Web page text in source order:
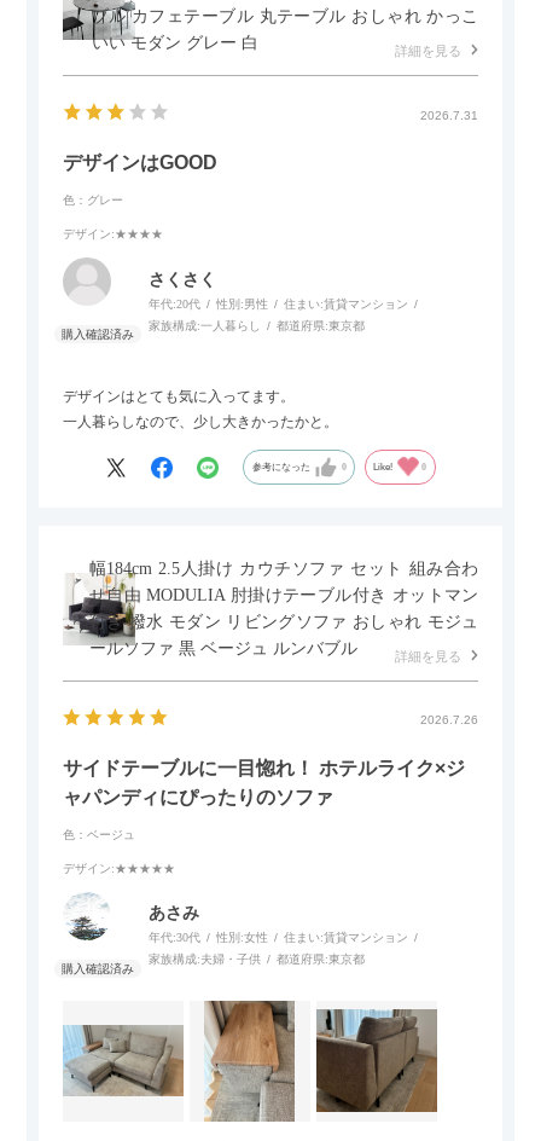
ブル カフェテーブル 丸テーブル おしゃれ かっこ
いい モダン グレー 白
詳細を見る
2026.7.31
デザインはGOOD
色：グレー
デザイン:★★★★
さくさく
年代:20代 性別:男性 住まい:賃貸マンション
家族構成:一人暮らし 都道府県:東京都
デザインはとても気に入ってます。
一人暮らしなので、少し大きかったかと。
参考になった 0 Like! 0
幅184cm 2.5人掛け カウチソファ セット 組み合わ
せ自由 MODULIA 肘掛けテーブル付き オットマン
付き 撥水 モダン リビングソファ おしゃれ モジュ
ールソファ 黒 ベージュ ルンバブル
詳細を見る
2026.7.26
サイドテーブルに一目惚れ！ ホテルライク×ジ
ャパンディにぴったりのソファ
色：ベージュ
デザイン:★★★★★
あさみ
年代:30代 性別:女性 住まい:賃貸マンション
家族構成:夫婦・子供 都道府県:東京都